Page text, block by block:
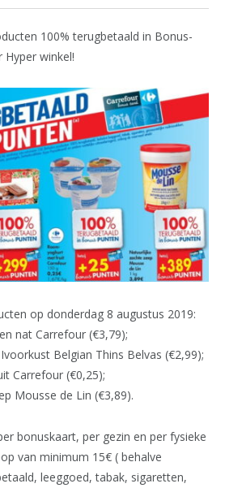
100% terugbetaald in Bonus-
winkel!
op donderdag 8 augustus 2019:
nat Carrefour (€3,79);
Belgian Thins Belvas (€2,99);
Carrefour (€0,25);
Mousse de Lin (€3,89).
bonuskaart, per gezin en per fysieke
van minimum 15€ ( behalve
leeggoed, tabak, sigaretten,